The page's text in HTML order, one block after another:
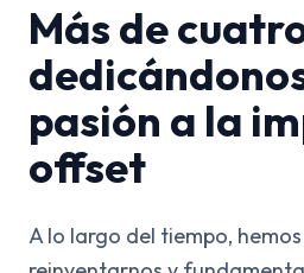
Más de
pasión a la
offset
A lo largo del tiempo,